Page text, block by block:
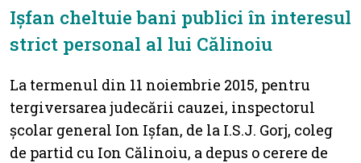
Ișfan cheltuie bani publici în interesul
strict personal al lui Călinoiu
La termenul din 11 noiembrie 2015, pentru
tergiversarea judecării cauzei, inspectorul
școlar general Ion Ișfan, de la I.S.J. Gorj, coleg
de partid cu Ion Călinoiu, a depus o cerere de